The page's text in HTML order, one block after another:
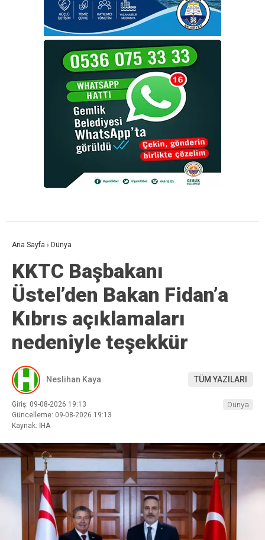
Ana Sayfa › Dünya
KKTC Başbakanı
Üstel’den Bakan Fidan’a
Kıbrıs açıklamaları
nedeniyle teşekkür
Neslihan Kaya TÜM YAZILARI
Giriş: 09-08-2026 19:13
Güncelleme: 09-08-2026 19:13
Kaynak: İHA
Dünya